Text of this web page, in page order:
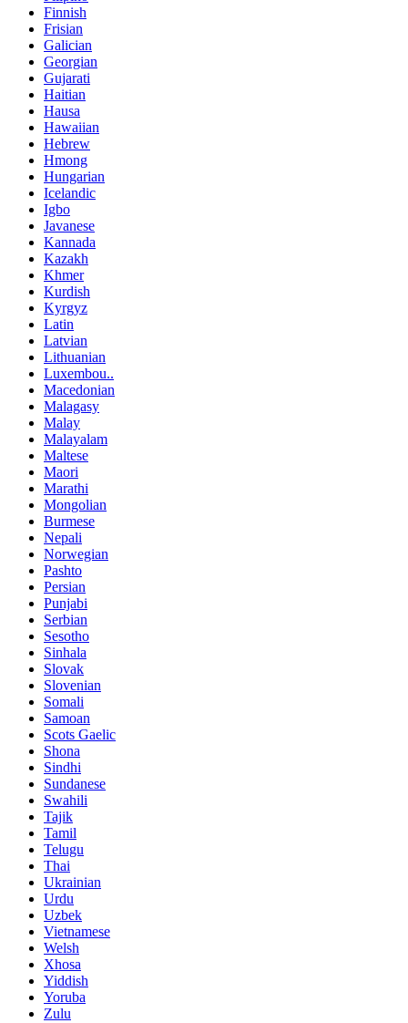
Finnish
Frisian
Galician
Georgian
Gujarati
Haitian
Hausa
Hawaiian
Hebrew
Hmong
Hungarian
Icelandic
Igbo
Javanese
Kannada
Kazakh
Khmer
Kurdish
Kyrgyz
Latin
Latvian
Lithuanian
Luxembou..
Macedonian
Malagasy
Malay
Malayalam
Maltese
Maori
Marathi
Mongolian
Burmese
Nepali
Norwegian
Pashto
Persian
Punjabi
Serbian
Sesotho
Sinhala
Slovak
Slovenian
Somali
Samoan
Scots Gaelic
Shona
Sindhi
Sundanese
Swahili
Tajik
Tamil
Telugu
Thai
Ukrainian
Urdu
Uzbek
Vietnamese
Welsh
Xhosa
Yiddish
Yoruba
Zulu